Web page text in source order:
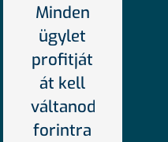
Minden
ügylet
profitját
át kell
váltanod
forintra